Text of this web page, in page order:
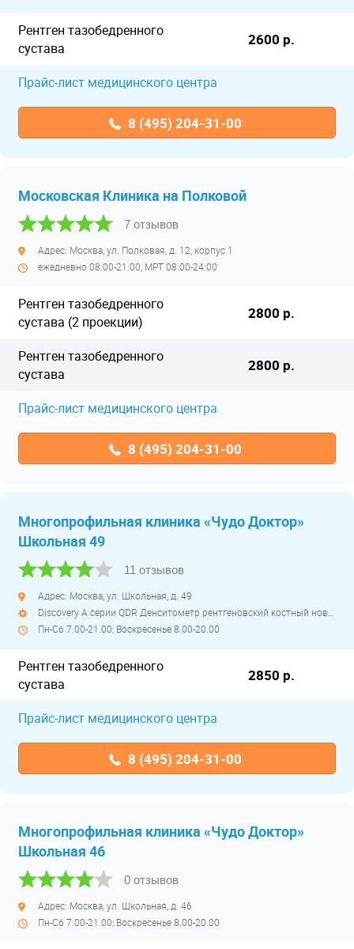
Рентген тазобедренного
сустава
2600 р.
Прайс-лист медицинского центра
8 (495) 204-31-00
Московская Клиника на Полковой
7 отзывов
Адрес: Москва, ул. Полковая, д. 12, корпус 1
ежедневно 08:00-21:00, МРТ 08:00-24:00
Рентген тазобедренного
сустава (2 проекции)
2800 р.
Рентген тазобедренного
сустава
2800 р.
Прайс-лист медицинского центра
8 (495) 204-31-00
Многопрофильная клиника «Чудо Доктор»
Школьная 49
11 отзывов
Адрес: Москва, ул. Школьная, д. 49
Пн-Сб 7.00-21.00; Воскресенье 8.00-20.00
Рентген тазобедренного
сустава
2850 р.
Прайс-лист медицинского центра
8 (495) 204-31-00
Многопрофильная клиника «Чудо Доктор»
Школьная 46
0 отзывов
Адрес: Москва, ул. Школьная, д. 46
Пн-Сб 7.00-21.00; Воскресенье 8.00-20.00